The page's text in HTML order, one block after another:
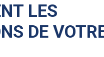
LES
DE